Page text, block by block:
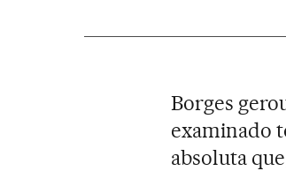
Borges
examinado
absoluta